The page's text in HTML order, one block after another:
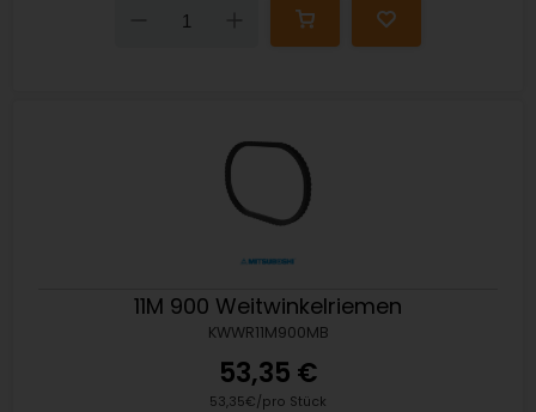
Down
11M 900 Weitwinkelriemen
KWWR11M900MB
53,35 €
53,35€/pro Stück